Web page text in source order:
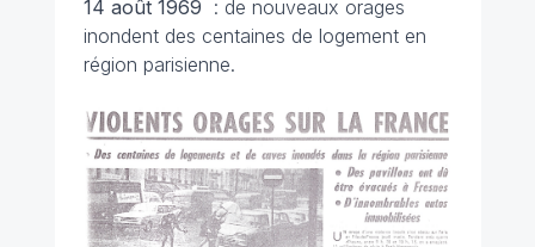
14 août 1969 : de nouveaux orages
inondent des centaines de logement en
région parisienne.